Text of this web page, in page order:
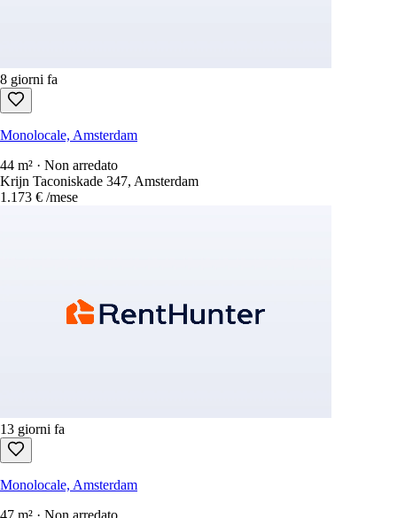
8 giorni fa
Monolocale, Amsterdam
44 m² · Non arredato
Krijn Taconiskade 347, Amsterdam
1.173 € /mese
13 giorni fa
Monolocale, Amsterdam